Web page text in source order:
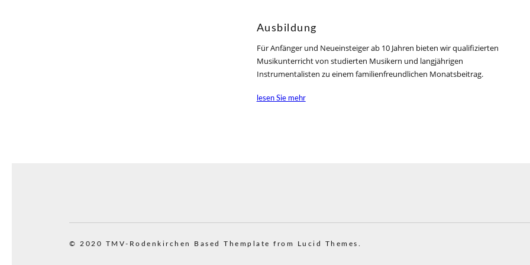
Ausbildung
Für Anfänger und Neueinsteiger ab 10 Jahren bieten wir qualifizierten
Musikunterricht von studierten Musikern und langjährigen
Instrumentalisten zu einem familienfreundlichen Monatsbeitrag.
lesen Sie mehr
© 2020 TMV-Rodenkirchen Based Themplate from Lucid Themes.